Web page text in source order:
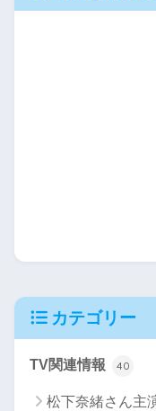
カテゴリー
TV関連情報 40
松下奈緒さん主